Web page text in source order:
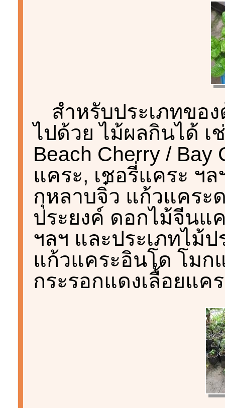
สำหรับประเภทขอ
ไปด้วย ไม้ผลกินได้ เ
Beach Cherry /
แคระ, เชอรี่แคระ ฯ
กุหลาบจิ๋ว แก้วแคระ
ประยงค์ ดอกไม้จีนแ
ฯลฯ และประเภทไม้
แก้วแคระอินโด โมก
กระรอกแดงเลื้อยแค